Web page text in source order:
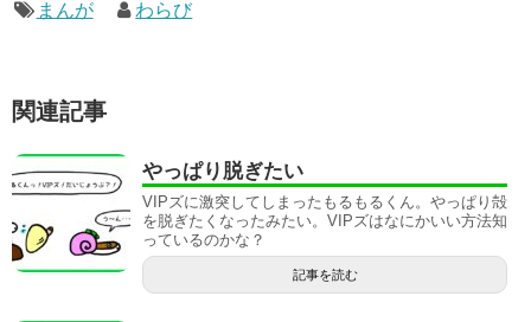
まんが わらび
関連記事
やっぱり脱ぎたい
VIPズに激突してしまったもるもるくん。やっぱり殻
を脱ぎたくなったみたい。VIPズはなにかいい方法知
っているのかな？
記事を読む